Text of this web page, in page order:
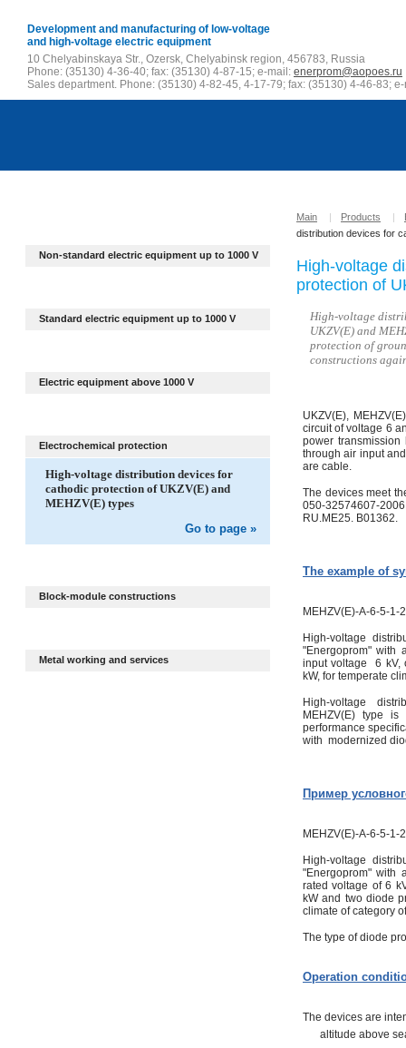
Development and manufacturing of low-voltage
and high-voltage electric equipment
10 Chelyabinskaya Str., Ozersk, Chelyabinsk region, 456783, Russia
Phone: (35130) 4-36-40; fax: (35130) 4-87-15; e-mail: enerprom@aopoes.ru
Sales department. Phone: (35130) 4-82-45, 4-17-79; fax: (35130) 4-46-83;
Non-standard electric equipment up to 1000 V
Standard electric equipment up to 1000 V
Electric equipment above 1000 V
Electrochemical protection
High-voltage distribution devices for
cathodic protection of UKZV(E) and
MEHZV(E) types
Go to page »
Block-module constructions
Metal working and services
Main | Products |
distribution devices for
High-voltage
protection of
High-voltage
UKZV(E) and
protection of
constructions
UKZV(E),
circuit of voltage 6
power
through air input
are cable.
The devices meet
050-32574607-
RU.ME25. B01362.
The example of
MEHZV(E)-А-6-5-1-
High-voltage
"Energoprom" with
input voltage 6 kV,
kW, for temperate
High-voltage
MEHZV(E) type
performance
with modernized
Пример
MEHZV(E)-А-6-5-1-
High-voltage
"Energoprom" with
rated voltage of 6
kW and two diode
climate of category
The type of diode
Operation
The devices are
altitude above